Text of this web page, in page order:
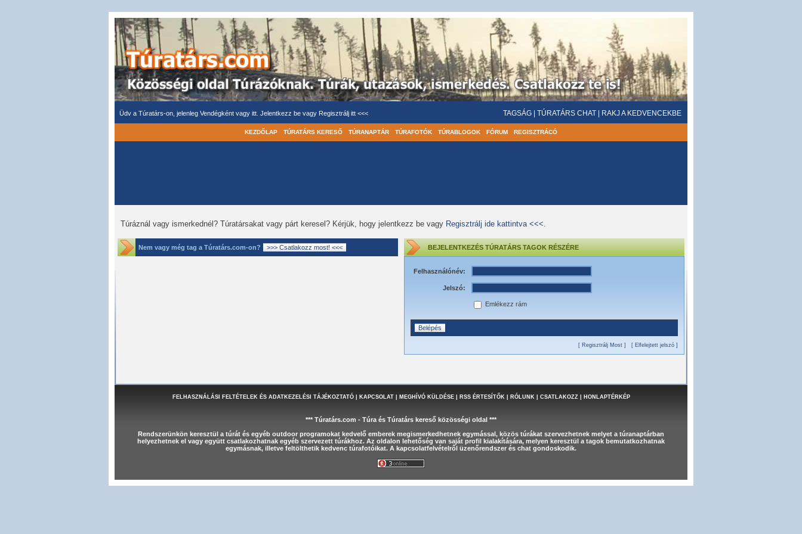
Üdv a Túratárs-on, jelenleg Vendégként vagy itt. Jelentkezz be vagy Regisztrálj itt <<< TAGSÁG TÚRATÁRS CHAT RAKJ A KEDVENCEKBE
KEZDŐLAP TÚRATÁRS KERESŐ TÚRANAPTÁR TÚRAFOTÓK TÚRABLOGOK FÓRUM REGISZTRÁCÓ
Túráznál vagy ismerkednél? Túratársakat vagy párt keresel? Kérjük, hogy jelentkezz be vagy Regisztrálj ide kattintva <<<.
Nem vagy még tag a Túratárs.com-on? BEJELENTKEZÉS TÚRATÁRS TAGOK RÉSZÉRE
Felhasználónév:
Jelszó:
Emlékezz rám
[ Regisztrálj Most ] [ Elfelejtett jelszó ]
FELHASZNÁLÁSI FELTÉTELEK ÉS ADATKEZELÉSI TÁJÉKOZTATÓ| KAPCSOLAT| MEGHÍVÓ KÜLDÉSE| RSS ÉRTESÍTŐK| RÓLUNK| CSATLAKOZZ| HONLAPTÉRKÉP
*** Túratárs.com - Túra és Túratárs kereső közösségi oldal ***
Rendszerünkön keresztül a túrát és egyéb outdoor programokat kedvelő emberek megismerkedhetnek egymással, közös túrákat szervezhetnek melyet a túranaptárban
helyezhetnek el vagy együtt csatlakozhatnak egyéb szervezett túrákhoz. Az oldalon lehetőség van saját profil kialakítására, melyen keresztül a tagok bemutatkozhatnak
egymásnak, illetve feltölthetik kedvenc túrafotóikat. A kapcsolatfelvételről üzenőrendszer és chat gondoskodik.